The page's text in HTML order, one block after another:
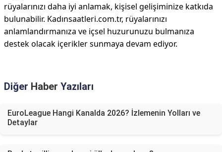
rüyalarınızı daha iyi anlamak, kişisel gelişiminize katkıda
bulunabilir. Kadınsaatleri.com.tr, rüyalarınızı
anlamlandırmanıza ve içsel huzurunuzu bulmanıza
destek olacak içerikler sunmaya devam ediyor.
Diğer Haber Yazıları
EuroLeague Hangi Kanalda 2026? İzlemenin Yolları ve
Detaylar